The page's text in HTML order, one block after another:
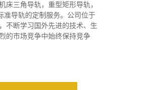
床三角导轨，重型矩形导轨，
准导轨的定制服务。公司位于
不断学习国外先进的技术、生
的市场竞争中始终保持竞争